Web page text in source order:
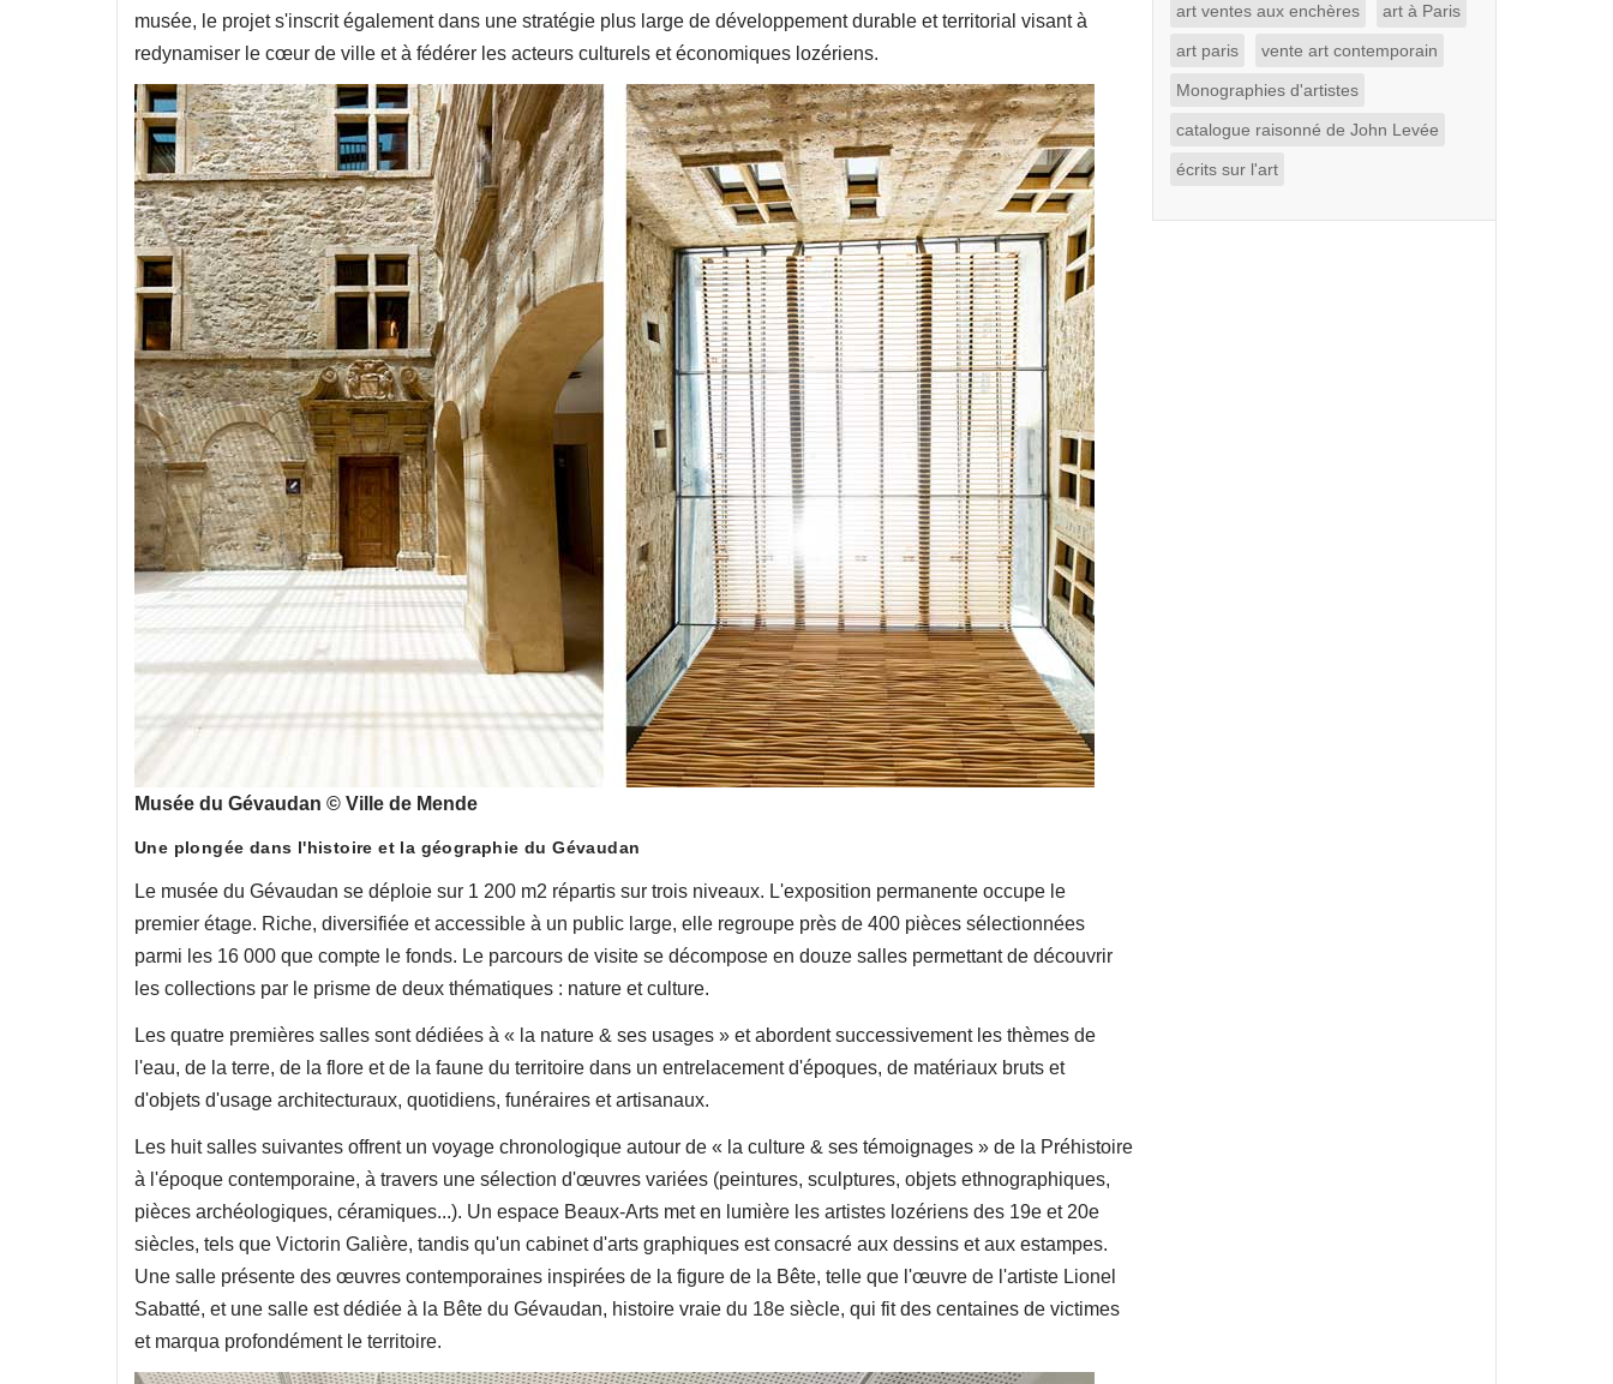
musée, le projet s'inscrit également dans une stratégie plus large de développement durable et territorial visant à
redynamiser le cœur de ville et à fédérer les acteurs culturels et économiques lozériens.
Musée du Gévaudan © Ville de Mende
Une plongée dans l'histoire et la géographie du Gévaudan
Le musée du Gévaudan se déploie sur 1 200 m2 répartis sur trois niveaux. L'exposition permanente occupe le
premier étage. Riche, diversifiée et accessible à un public large, elle regroupe près de 400 pièces sélectionnées
parmi les 16 000 que compte le fonds. Le parcours de visite se décompose en douze salles permettant de découvrir
les collections par le prisme de deux thématiques : nature et culture.
Les quatre premières salles sont dédiées à « la nature & ses usages » et abordent successivement les thèmes de
l'eau, de la terre, de la flore et de la faune du territoire dans un entrelacement d'époques, de matériaux bruts et
d'objets d'usage architecturaux, quotidiens, funéraires et artisanaux.
Les huit salles suivantes offrent un voyage chronologique autour de « la culture & ses témoignages » de la Préhistoire
à l'époque contemporaine, à travers une sélection d'œuvres variées (peintures, sculptures, objets ethnographiques,
pièces archéologiques, céramiques...). Un espace Beaux-Arts met en lumière les artistes lozériens des 19e et 20e
siècles, tels que Victorin Galière, tandis qu'un cabinet d'arts graphiques est consacré aux dessins et aux estampes.
Une salle présente des œuvres contemporaines inspirées de la figure de la Bête, telle que l'œuvre de l'artiste Lionel
Sabatté, et une salle est dédiée à la Bête du Gévaudan, histoire vraie du 18e siècle, qui fit des centaines de victimes
et marqua profondément le territoire.
art ventes aux enchères art à Paris
art paris vente art contemporain
Monographies d'artistes
catalogue raisonné de John Levée
écrits sur l'art